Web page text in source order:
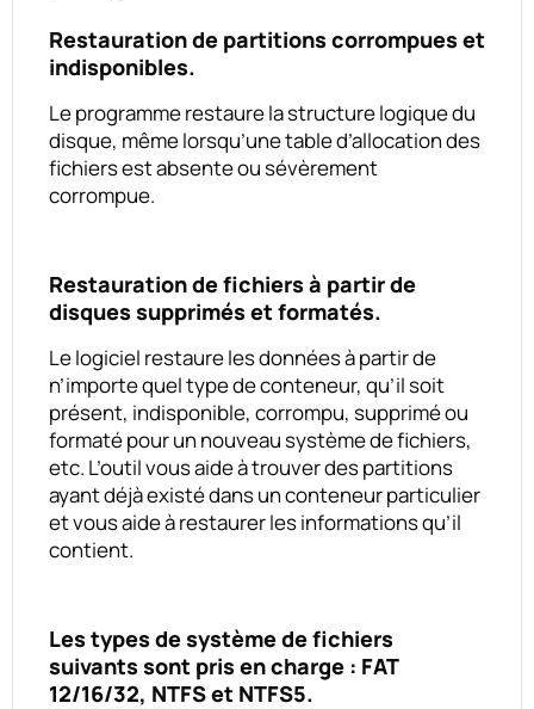
Restauration de partitions corrompues et
indisponibles.
Le programme restaure la structure logique du
disque, même lorsqu’une table d’allocation des
fichiers est absente ou sévèrement
corrompue.
Restauration de fichiers à partir de
disques supprimés et formatés.
Le logiciel restaure les données à partir de
n’importe quel type de conteneur, qu’il soit
présent, indisponible, corrompu, supprimé ou
formaté pour un nouveau système de fichiers,
etc. L’outil vous aide à trouver des partitions
ayant déjà existé dans un conteneur particulier
et vous aide à restaurer les informations qu’il
contient.
Les types de système de fichiers
suivants sont pris en charge : FAT
12/16/32, NTFS et NTFS5.